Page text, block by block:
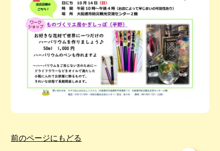
ファンクラブのご案内
お問い合わせ
前のページにもどる